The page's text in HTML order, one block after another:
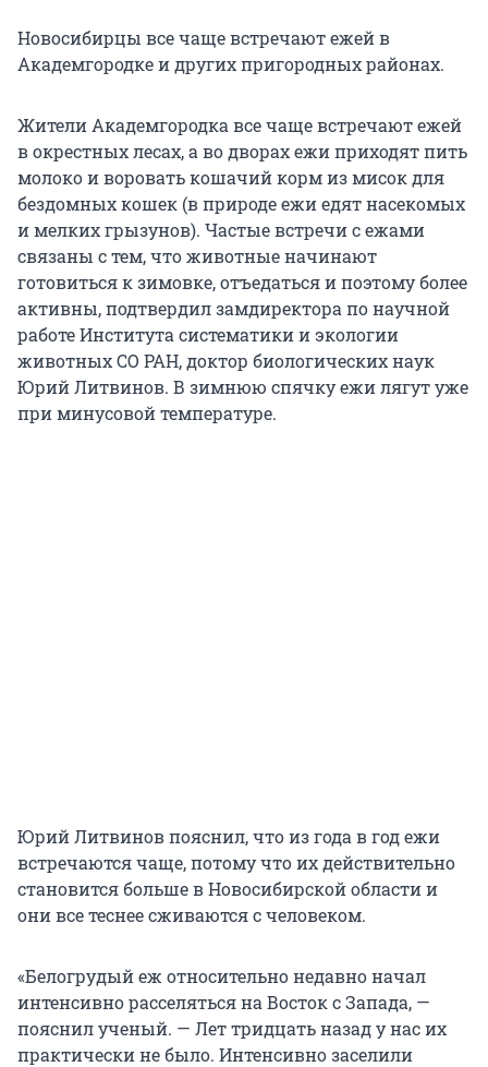
Новосибирцы все чаще встречают ежей в
Академгородке и других пригородных районах.
Жители Академгородка все чаще встречают ежей
в окрестных лесах, а во дворах ежи приходят пить
молоко и воровать кошачий корм из мисок для
бездомных кошек (в природе ежи едят насекомых
и мелких грызунов). Частые встречи с ежами
связаны с тем, что животные начинают
готовиться к зимовке, отъедаться и поэтому более
активны, подтвердил замдиректора по научной
работе Института систематики и экологии
животных СО РАН, доктор биологических наук
Юрий Литвинов. В зимнюю спячку ежи лягут уже
при минусовой температуре.
Юрий Литвинов пояснил, что из года в год ежи
встречаются чаще, потому что их действительно
становится больше в Новосибирской области и
они все теснее сживаются с человеком.
«Белогрудый еж относительно недавно начал
интенсивно расселяться на Восток с Запада, —
пояснил ученый. — Лет тридцать назад у нас их
практически не было. Интенсивно заселили